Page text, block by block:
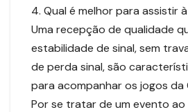
4. Qual é melhor para assistir
Uma recepção de qualidade
estabilidade de sinal, sem
de perda sinal, são
para acompanhar os jogos da
Por se tratar de um evento ao